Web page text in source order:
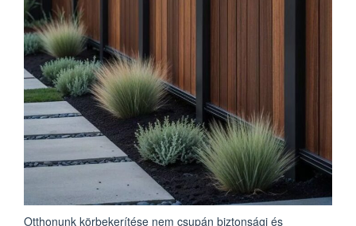
Otthonunk körbekerítése nem csupán biztonsági és